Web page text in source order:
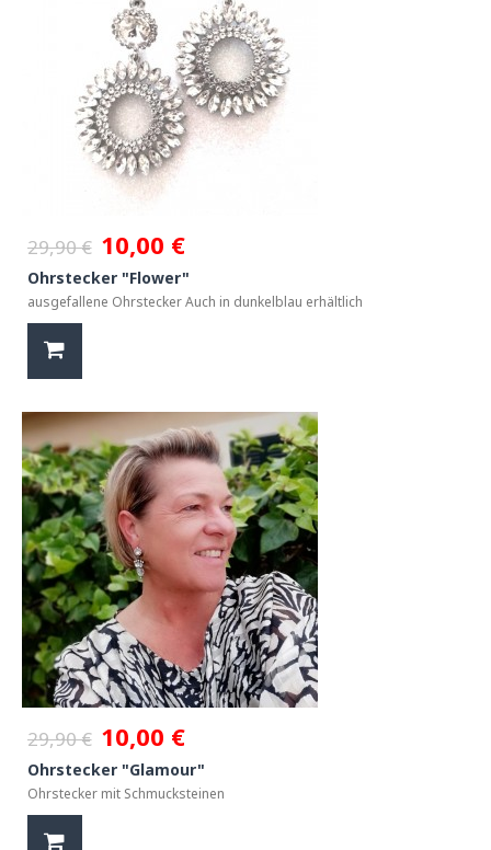
29,90 € 10,00 €
Ohrstecker "Flower"
ausgefallene Ohrstecker Auch in dunkelblau erhältlich
29,90 € 10,00 €
Ohrstecker "Glamour"
Ohrstecker mit Schmucksteinen